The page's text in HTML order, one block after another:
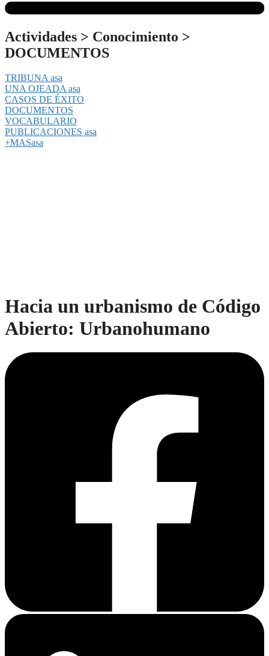
Actividades > Conocimiento >
DOCUMENTOS
TRIBUNA asa
UNA OJEADA asa
CASOS DE ÉXITO
DOCUMENTOS
VOCABULARIO
PUBLICACIONES asa
+MASasa
Hacia un urbanismo de Código
Abierto: Urbanohumano